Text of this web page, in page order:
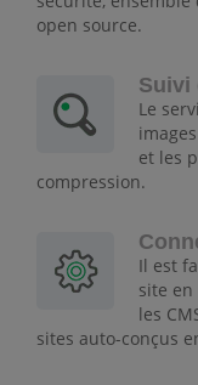
open source.
Suivi
Le
et les
compression.
Il est
site en
les
sites auto-conçus